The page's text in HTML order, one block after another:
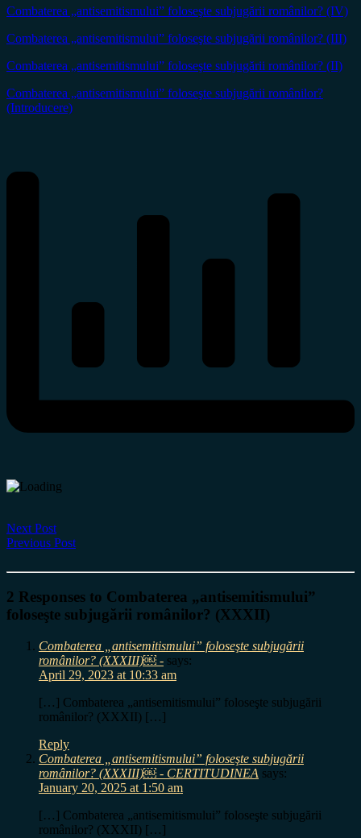
Combaterea „antisemitismului” foloseşte subjugării românilor? (IV)
Combaterea „antisemitismului” foloseşte subjugării românilor? (III)
Combaterea „antisemitismului” foloseşte subjugării românilor? (II)
Combaterea „antisemitismului” foloseşte subjugării românilor?
(Introducere)
Next Post
Previous Post
2 Responses to Combaterea „antisemitismului”
foloseşte subjugării românilor? (XXXII)
Combaterea „antisemitismului” foloseşte subjugării
românilor? (XXXIII)￼ - says:
April 29, 2023 at 10:33 am
[…] Combaterea „antisemitismului” foloseşte subjugării
românilor? (XXXII) […]
Reply
Combaterea „antisemitismului” foloseşte subjugării
românilor? (XXXIII)￼ - CERTITUDINEA says:
January 20, 2025 at 1:50 am
[…] Combaterea „antisemitismului” foloseşte subjugării
românilor? (XXXII) […]